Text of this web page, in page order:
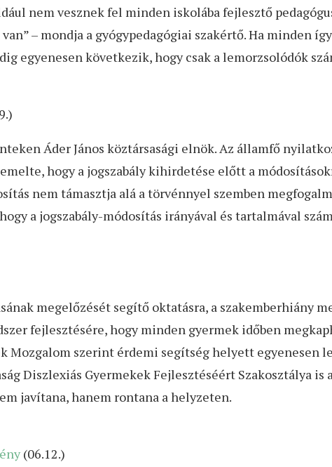
nem vesznek fel minden iskolába fejlesztő
– mondja a gyógypedagógiai szakértő. Ha minden
egyenesen következik, hogy csak a lemorzsolódók
Áder János köztársasági elnök. Az államfő
hogy a jogszabály kihirdetése előtt a
nem támasztja alá a törvénnyel szemben
a jogszabály-módosítás irányával és tartalmával
megelőzését segítő oktatásra, a szakemberhiány
fejlesztésére, hogy minden gyermek időben
Mozgalom szerint érdemi segítség helyett egyenesen
Diszlexiás Gyermekek Fejlesztéséért Szakosztálya
javítana, hanem rontana a helyzeten.
(06.12.)